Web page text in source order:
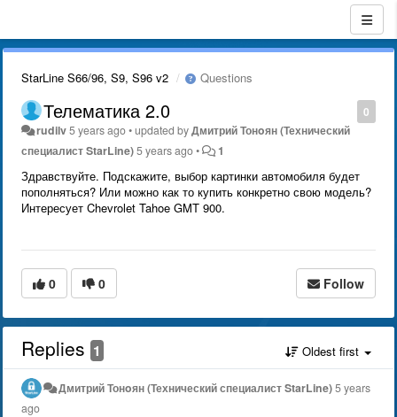
StarLine S66/96, S9, S96 v2 Questions
0
Телематика 2.0
rudilv5 years ago•updated byДмитрий Тонoян (Технический
специалист StarLine)5 years ago• 1
Здравствуйте. Подскажите, выбор картинки автомобиля будет
пополняться? Или можно как то купить конкретно свою модель?
Интересует Chevrolet Tahoe GMT 900.
0 0 Follow
Replies 1 Oldest first
Дмитрий Тонoян (Технический специалист StarLine)5 years
ago